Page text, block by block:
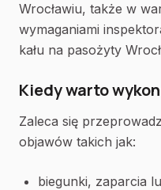
Wrocławiu, także w
wymaganiami
kału na pasożyty
Kiedy warto
Zaleca się
objawów takich jak:
biegunki, zaparcia